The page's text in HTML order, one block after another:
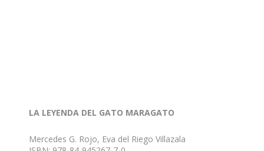
LA LEYENDA DEL GATO MARAGATO
Mercedes G. Rojo, Eva del Riego Villazala